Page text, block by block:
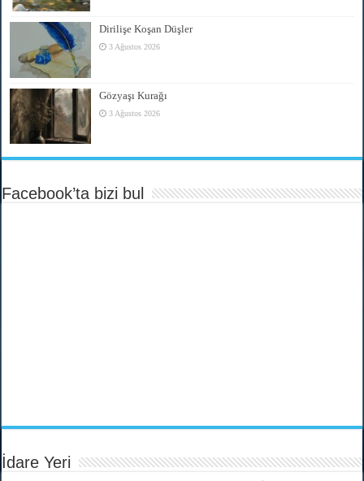
Dirilişe Koşan Düşler
3 Ağustos 2026
Gözyaşı Kurağı
3 Ağustos 2026
Facebook’ta bizi bul
İdare Yeri